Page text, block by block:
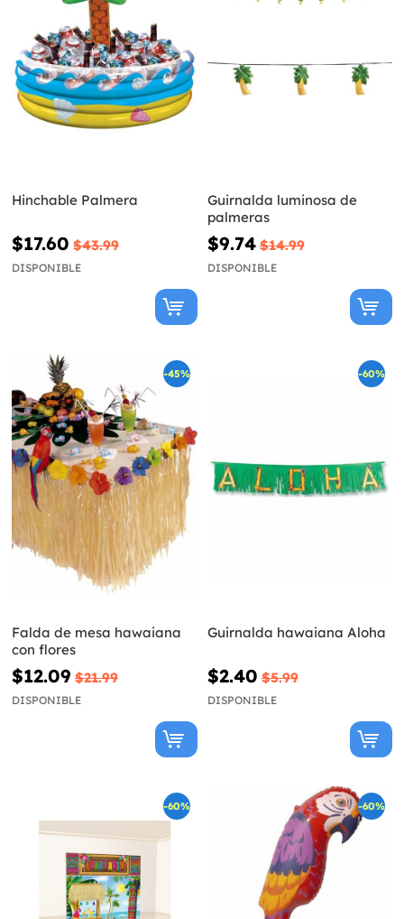
Hinchable Palmera
$17.60 $43.99
DISPONIBLE
Guirnalda luminosa de
palmeras
$9.74 $14.99
DISPONIBLE
-45%
Falda de mesa hawaiana
con flores
$12.09 $21.99
DISPONIBLE
-60%
Guirnalda hawaiana Aloha
$2.40 $5.99
DISPONIBLE
-60% -60%